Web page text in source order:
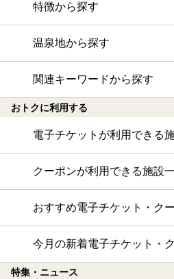
特徴から探す
温泉地から探す
関連キーワードから探す
おトクに利用する
電子チケットが利用できる
クーポンが利用できる施設
おすすめ電子チケット・ク
今月の新着電子チケット・
特集・ニュース